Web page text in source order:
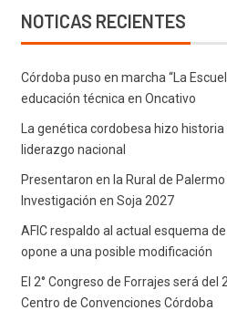
NOTICAS RECIENTES
Córdoba puso en marcha “La
educación técnica en Oncativo
La genética cordobesa hizo
liderazgo nacional
Presentaron en la Rural de
Investigación en Soja 2027
AFIC respaldo al actual esquema
opone a una posible modificación
El 2° Congreso de Forrajes será del
Centro de Convenciones Córdoba